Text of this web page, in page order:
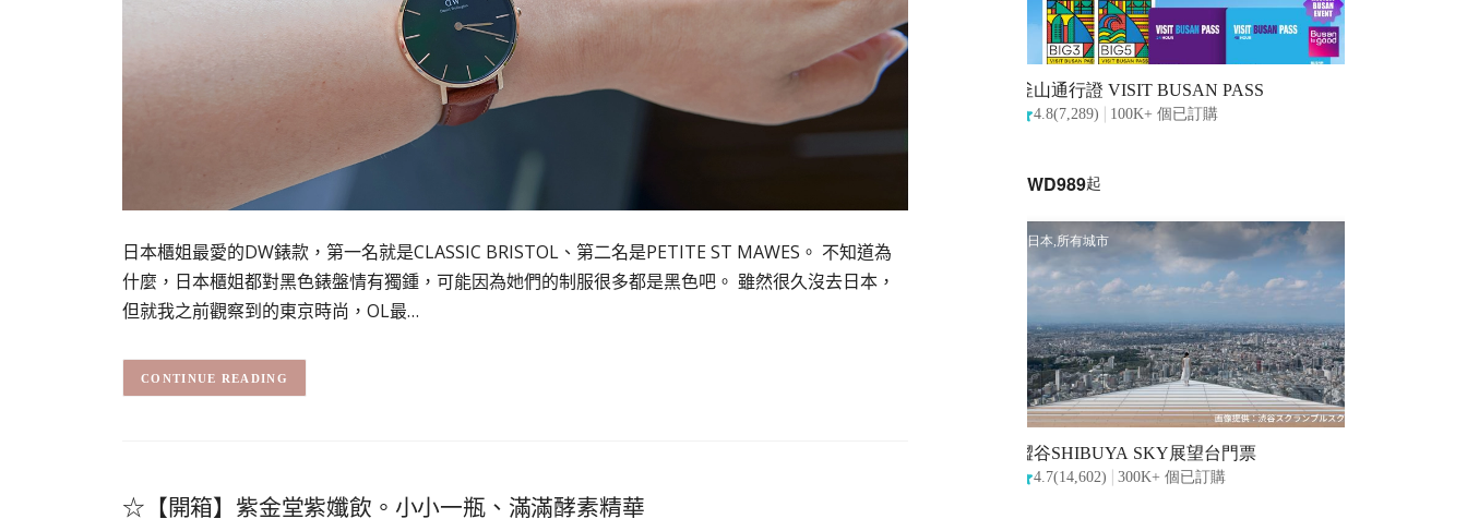
日本櫃姐最愛的DW錶款，第一名就是CLASSIC BRISTOL、第二名是PETITE ST MAWES。 不知道為
什麼，日本櫃姐都對黑色錶盤情有獨鍾，可能因為她們的制服很多都是黑色吧。 雖然很久沒去日本，
但就我之前觀察到的東京時尚，OL最…
CONTINUE READING
☆【開箱】紫金堂紫孅飲。小小一瓶、滿滿酵素精華